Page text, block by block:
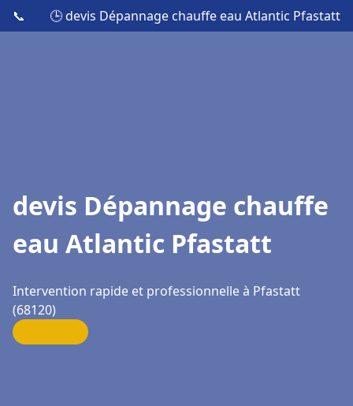
📞 🕒 devis Dépannage chauffe eau Atlantic Pfastatt
devis Dépannage chauffe
eau Atlantic Pfastatt
Intervention rapide et professionnelle à Pfastatt
(68120)